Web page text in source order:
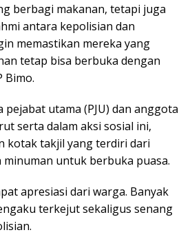
berbagi makanan, tetapi juga
antara kepolisian dan
memastikan mereka yang
tetap bisa berbuka dengan
Bimo.
pejabat utama (PJU) dan anggota
serta dalam aksi sosial ini,
kotak takjil yang terdiri dari
untuk berbuka puasa.
apresiasi dari warga. Banyak
terkejut sekaligus senang